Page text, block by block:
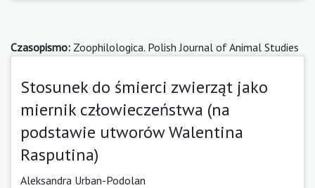
Czasopismo: Zoophilologica. Polish Journal of Animal Studies
Stosunek do śmierci zwierząt jako
miernik człowieczeństwa (na
podstawie utworów Walentina
Rasputina)
Aleksandra Urban-Podolan